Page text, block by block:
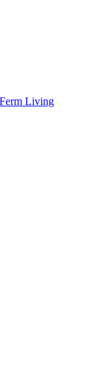
Living